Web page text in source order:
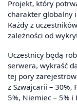
Projekt, który
charakter globalny
Każdy z
zależności od
Uczestnicy będą
serwera, wykraść
tej pory
z Szwajcarii – 30%,
5%, Niemiec – 5% i